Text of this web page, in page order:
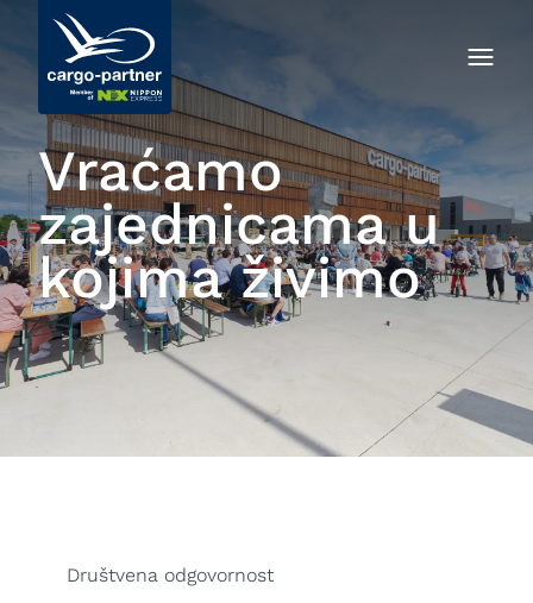
Vraćamo
zajednicama u
kojima živimo
Društvena odgovornost